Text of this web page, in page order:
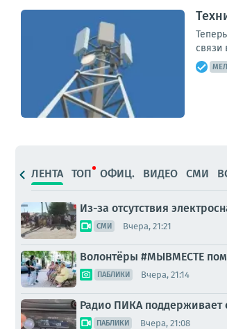
связи
ЛЕНТА ТОП ОФИЦ. ВИДЕО СМИ
Из-за отсутствия
СМИ Вчера, 21:21
Волонтёры #МЫВМЕСТЕ
ПАБЛИКИ Вчера, 21:14
Радио ПИКА поддерживает
ПАБЛИКИ Вчера, 21:08